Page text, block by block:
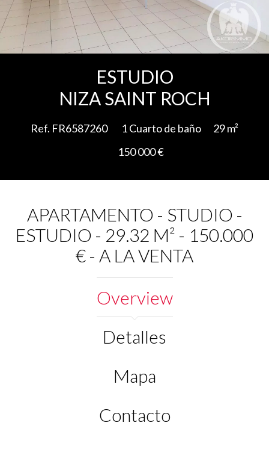
ESTUDIO
NIZA SAINT ROCH
Ref. FR6587260 1 Cuarto de baño
29 m²
150 000 €
APARTAMENTO - STUDIO -
ESTUDIO - 29.32 M² - 150.000
€ - A LA VENTA
Overview
Detalles
Mapa
Contacto